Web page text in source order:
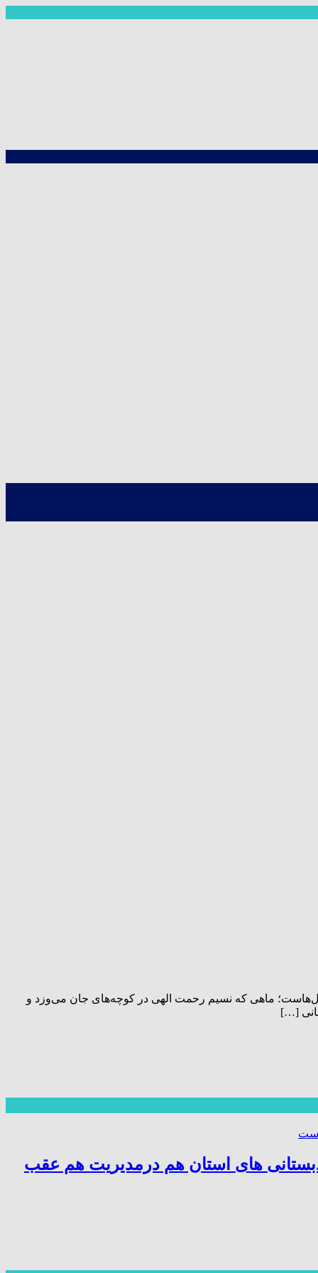
دل‌هاست؛ ماهی که نسیم رحمت الهی در کوچه‌های جان می‌وزد و
[…]
دبستانی های استان هم درمدیریت هم عقب